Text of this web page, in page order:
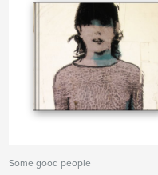
Some good people